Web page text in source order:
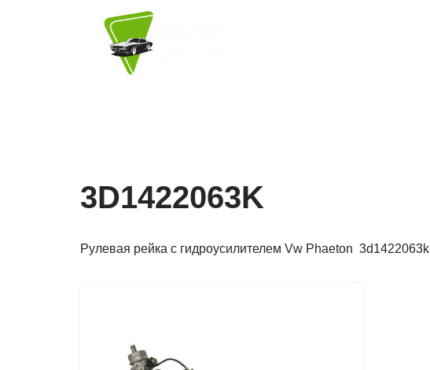
3D1422063K
Рулевая рейка с гидроусилителем Vw Phaeton 3d1422063k